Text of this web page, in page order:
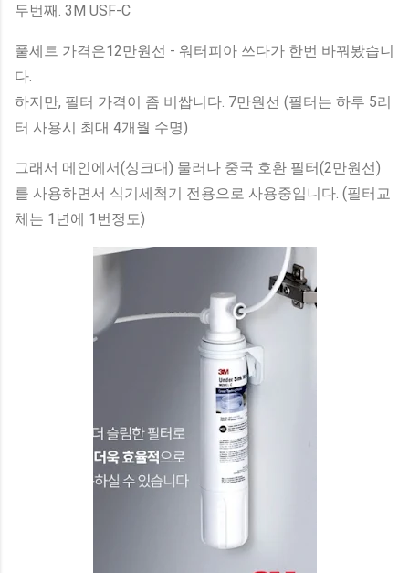
두번째. 3M USF-C
풀세트 가격은12만원선 - 워터피아 쓰다가 한번 바꿔봤습니
다.
하지만, 필터 가격이 좀 비쌉니다. 7만원선 (필터는 하루 5리
터 사용시 최대 4개월 수명)
그래서 메인에서(싱크대) 물러나 중국 호환 필터(2만원선)
를 사용하면서 식기세척기 전용으로 사용중입니다. (필터교
체는 1년에 1번정도)